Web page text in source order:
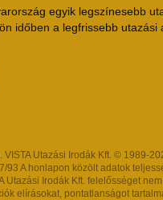
egyik legszínesebb
időben a legfrissebb utazási
VISTA Utazási Irodák Kft. © 1989-
93 A honlapon közölt adatok
Utazási Irodák Kft. felelősséget
elírásokat, pontatlanságot